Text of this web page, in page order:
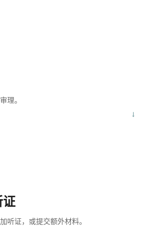
理。
听证，或提交额外材料。